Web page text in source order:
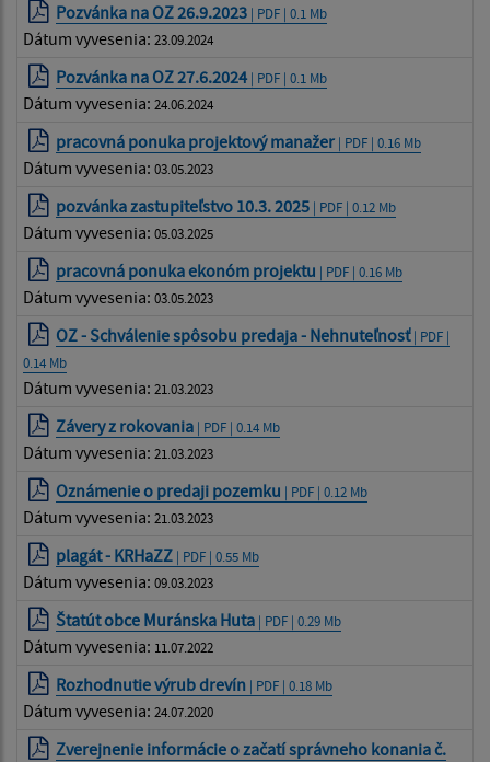
Pozvánka na OZ 26.9.2023 | PDF | 0.1 Mb
Dátum vyvesenia: 23.09.2024
Pozvánka na OZ 27.6.2024 | PDF | 0.1 Mb
Dátum vyvesenia: 24.06.2024
pracovná ponuka projektový manažer | PDF | 0.16 Mb
Dátum vyvesenia: 03.05.2023
pozvánka zastupiteľstvo 10.3. 2025 | PDF | 0.12 Mb
Dátum vyvesenia: 05.03.2025
pracovná ponuka ekonóm projektu | PDF | 0.16 Mb
Dátum vyvesenia: 03.05.2023
OZ - Schválenie spôsobu predaja - Nehnuteľnosť| PDF |
0.14 Mb
Dátum vyvesenia: 21.03.2023
Závery z rokovania | PDF | 0.14 Mb
Dátum vyvesenia: 21.03.2023
Oznámenie o predaji pozemku | PDF | 0.12 Mb
Dátum vyvesenia: 21.03.2023
plagát - KRHaZZ | PDF | 0.55 Mb
Dátum vyvesenia: 09.03.2023
Štatút obce Muránska Huta | PDF | 0.29 Mb
Dátum vyvesenia: 11.07.2022
Rozhodnutie výrub drevín | PDF | 0.18 Mb
Dátum vyvesenia: 24.07.2020
Zverejnenie informácie o začatí správneho konania č.